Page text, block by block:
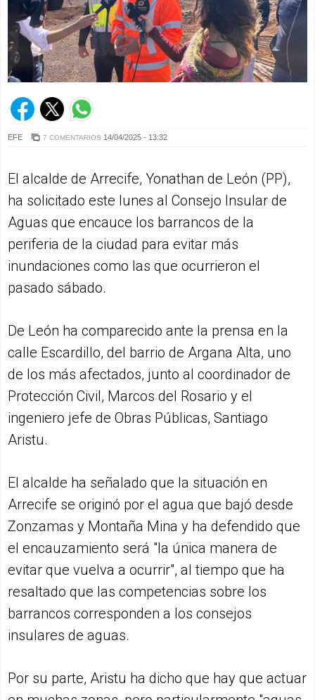
EFE 7 COMENTARIOS 14/04/2025 - 13:32
El alcalde de Arrecife, Yonathan de León (PP),
ha solicitado este lunes al Consejo Insular de
Aguas que encauce los barrancos de la
periferia de la ciudad para evitar más
inundaciones como las que ocurrieron el
pasado sábado.
De León ha comparecido ante la prensa en la
calle Escardillo, del barrio de Argana Alta, uno
de los más afectados, junto al coordinador de
Protección Civil, Marcos del Rosario y el
ingeniero jefe de Obras Públicas, Santiago
Aristu.
El alcalde ha señalado que la situación en
Arrecife se originó por el agua que bajó desde
Zonzamas y Montaña Mina y ha defendido que
el encauzamiento será "la única manera de
evitar que vuelva a ocurrir", al tiempo que ha
resaltado que las competencias sobre los
barrancos corresponden a los consejos
insulares de aguas.
Por su parte, Aristu ha dicho que hay que actuar